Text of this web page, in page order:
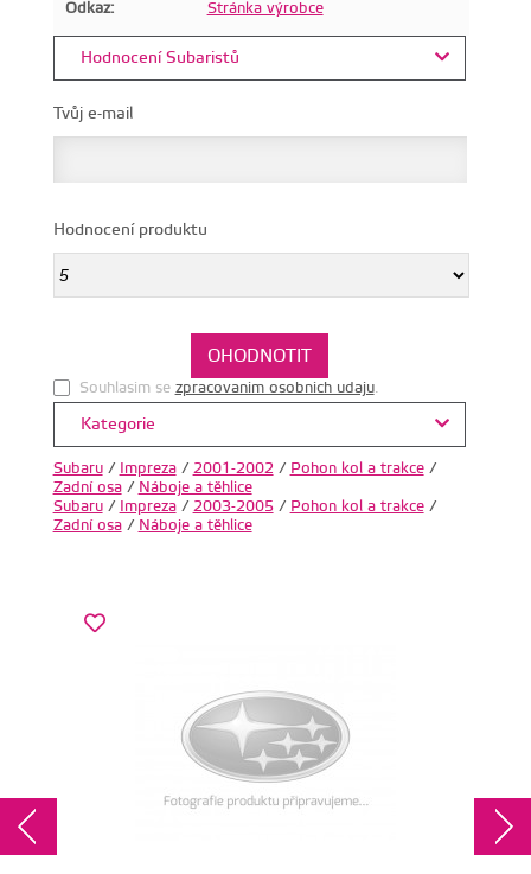
Odkaz: Stránka výrobce
Hodnocení Subaristů
Tvůj e-mail
Hodnocení produktu
Souhlasim se zpracovanim osobnich udaju.
Kategorie
Subaru/ Impreza/ 2001-2002 / Pohon kol a trakce/
Zadní osa/ Náboje a těhlice
Subaru/ Impreza/ 2003-2005/ Pohon kol a trakce/
Zadní osa/ Náboje a těhlice